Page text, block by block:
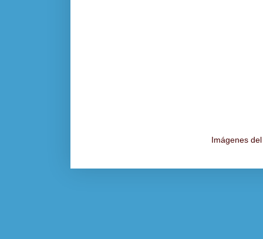
Imágenes